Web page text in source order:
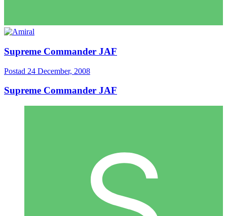
Supreme Commander JAF
Postad 24 December, 2008
Supreme Commander JAF